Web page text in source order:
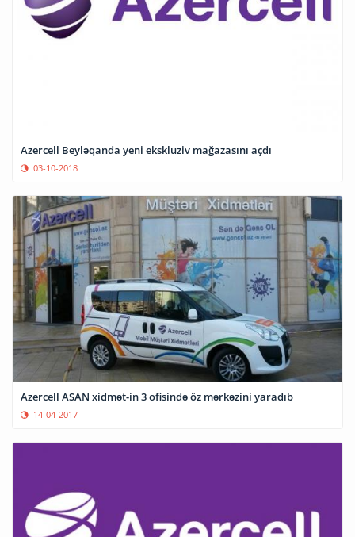
Azercell Beyləqanda yeni ekskluziv mağazasını açdı
03-10-2018
Azercell ASAN xidmət-in 3 ofisində öz mərkəzini yaradıb
14-04-2017